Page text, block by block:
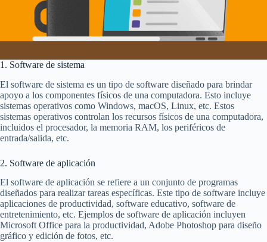
1. Software de sistema
El software de sistema es un tipo de software diseñado para brindar
apoyo a los componentes físicos de una computadora. Esto incluye
sistemas operativos como Windows, macOS, Linux, etc. Estos
sistemas operativos controlan los recursos físicos de una computadora,
incluidos el procesador, la memoria RAM, los periféricos de
entrada/salida, etc.
2. Software de aplicación
El software de aplicación se refiere a un conjunto de programas
diseñados para realizar tareas específicas. Este tipo de software incluye
aplicaciones de productividad, software educativo, software de
entretenimiento, etc. Ejemplos de software de aplicación incluyen
Microsoft Office para la productividad, Adobe Photoshop para diseño
gráfico y edición de fotos, etc.